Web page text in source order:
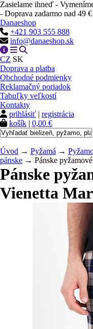
Zasielame ihneď -
- Doprava zadarmo nad 49 €
Danaeshop
+421 903 555 888
info@danaeshop.sk
CZ SK
Doprava a platba
Obchodné podmienky
Reklamačný poriadok
Tabuľky veľkostí
Kontakty
prihlásiť | registrácia
košík | 0,00 €
Úvod → Pyžamá →
pánske → Pánske
Pánske
Vienetta